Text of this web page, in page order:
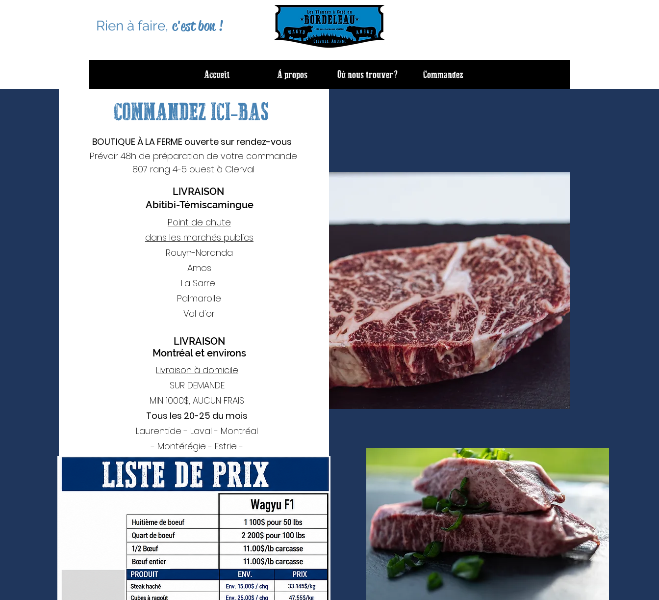
Rien à faire, c'est bon !
Accueil À propos Où nous trouver? Commandez
LIVRAISON
Abitibi-Témiscamingue
COMMANDEZ ICI-BAS
BOUTIQUE À LA FERME ouverte sur rendez-vous
Prévoir 48h de préparation de votre commande
807 rang 4-5 ouest à Clerval
Point de chute
dans les marchés publics
Rouyn-Noranda
Amos
La Sarre
Palmarolle
Val d'or
LIVRAISON
Montréal et environs
Livraison à domicile
SUR DEMANDE
MIN 1000$, AUCUN FRAIS
Tous les 20-25 du mois
Laurentide - Laval - Montréal
- Montérégie - Estrie -
Outaouais